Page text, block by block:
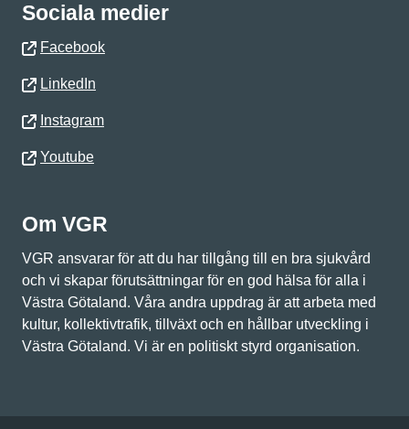
Sociala medier
Facebook
LinkedIn
Instagram
Youtube
Om VGR
VGR ansvarar för att du har tillgång till en bra sjukvård
och vi skapar förutsättningar för en god hälsa för alla i
Västra Götaland. Våra andra uppdrag är att arbeta med
kultur, kollektivtrafik, tillväxt och en hållbar utveckling i
Västra Götaland. Vi är en politiskt styrd organisation.